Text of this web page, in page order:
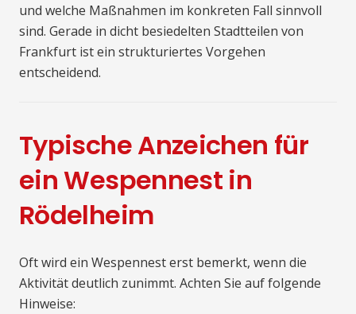
und welche Maßnahmen im konkreten Fall sinnvoll
sind. Gerade in dicht besiedelten Stadtteilen von
Frankfurt ist ein strukturiertes Vorgehen
entscheidend.
Typische Anzeichen für
ein Wespennest in
Rödelheim
Oft wird ein Wespennest erst bemerkt, wenn die
Aktivität deutlich zunimmt. Achten Sie auf folgende
Hinweise: